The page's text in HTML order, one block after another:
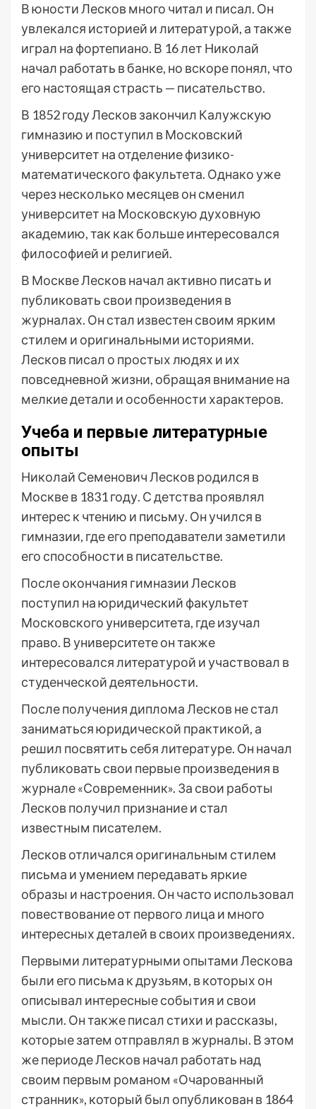
В юности Лесков много читал и писал. Он
увлекался историей и литературой, а также
играл на фортепиано. В 16 лет Николай
начал работать в банке, но вскоре понял, что
его настоящая страсть — писательство.
В 1852 году Лесков закончил Калужскую
гимназию и поступил в Московский
университет на отделение физико-
математического факультета. Однако уже
через несколько месяцев он сменил
университет на Московскую духовную
академию, так как больше интересовался
философией и религией.
В Москве Лесков начал активно писать и
публиковать свои произведения в
журналах. Он стал известен своим ярким
стилем и оригинальными историями.
Лесков писал о простых людях и их
повседневной жизни, обращая внимание на
мелкие детали и особенности характеров.
Учеба и первые литературные
опыты
Николай Семенович Лесков родился в
Москве в 1831 году. С детства проявлял
интерес к чтению и письму. Он учился в
гимназии, где его преподаватели заметили
его способности в писательстве.
После окончания гимназии Лесков
поступил на юридический факультет
Московского университета, где изучал
право. В университете он также
интересовался литературой и участвовал в
студенческой деятельности.
После получения диплома Лесков не стал
заниматься юридической практикой, а
решил посвятить себя литературе. Он начал
публиковать свои первые произведения в
журнале «Современник». За свои работы
Лесков получил признание и стал
известным писателем.
Лесков отличался оригинальным стилем
письма и умением передавать яркие
образы и настроения. Он часто использовал
повествование от первого лица и много
интересных деталей в своих произведениях.
Первыми литературными опытами Лескова
были его письма к друзьям, в которых он
описывал интересные события и свои
мысли. Он также писал стихи и рассказы,
которые затем отправлял в журналы. В этом
же периоде Лесков начал работать над
своим первым романом «Очарованный
странник», который был опубликован в 1864